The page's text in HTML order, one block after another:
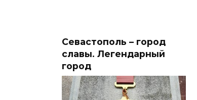
Севастополь – город
славы. Легендарный
город